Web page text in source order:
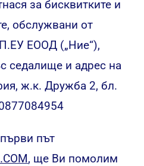
за бисквитките и
обслужвани от
ЕООД („Ние“),
седалище и адрес на
ж.к. Дружба 2, бл.
път
, ще Ви помолим